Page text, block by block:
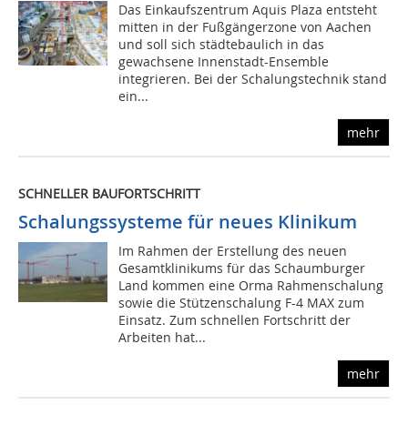
Das Einkaufszentrum Aquis Plaza entsteht
mitten in der Fußgängerzone von Aachen
und soll sich städtebaulich in das
gewachsene Innenstadt-Ensemble
integrieren. Bei der Schalungstechnik stand
ein...
mehr
SCHNELLER BAUFORTSCHRITT
Schalungssysteme für neues Klinikum
Im Rahmen der Erstellung des neuen
Gesamtklinikums für das Schaumburger
Land kommen eine Orma Rahmenschalung
sowie die Stützenschalung F-4 MAX zum
Einsatz. Zum schnellen Fortschritt der
Arbeiten hat...
mehr